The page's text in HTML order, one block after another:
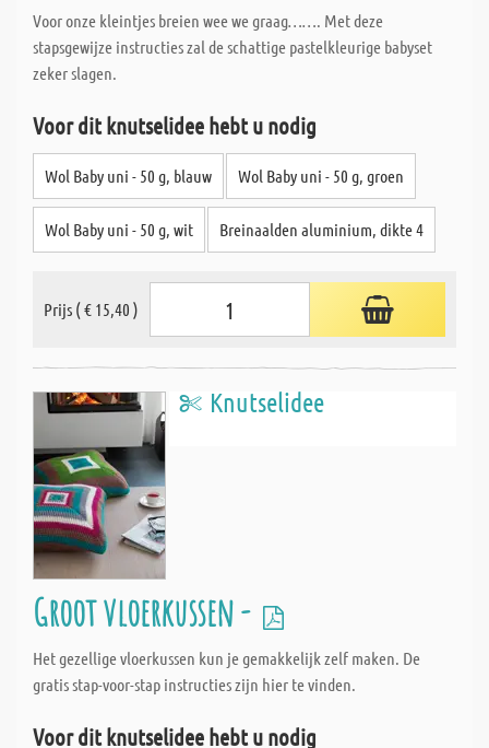
Voor onze kleintjes breien wee we graag……. Met deze
stapsgewijze instructies zal de schattige pastelkleurige babyset
zeker slagen.
Voor dit knutselidee hebt u nodig
Wol Baby uni - 50 g, blauw Wol Baby uni - 50 g, groen
Wol Baby uni - 50 g, wit Breinaalden aluminium, dikte 4
Prijs ( € 15,40 )
Knutselidee
Groot vloerkussen -
Het gezellige vloerkussen kun je gemakkelijk zelf maken. De
gratis stap-voor-stap instructies zijn hier te vinden.
Voor dit knutselidee hebt u nodig